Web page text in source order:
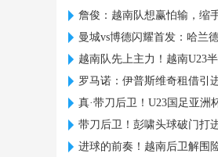
詹俊：越南队想赢怕输，缩
曼城vs博德闪耀首发：哈兰
越南队先上主力！越南U23
罗马诺：伊普斯维奇租借引
真·带刀后卫！U23国足亚洲
带刀后卫！彭啸头球破门打
进球的前奏！越南后卫解围